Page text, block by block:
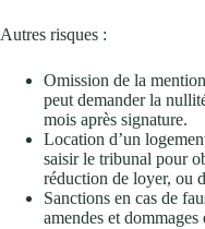
Autres risques :
Omission de la
peut demander la
mois après signature.
Location d’un
saisir le tribunal pour
réduction de loyer, ou
Sanctions en cas de
amendes et dommages